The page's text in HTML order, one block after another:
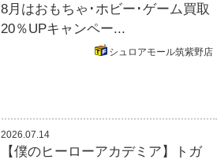
8月はおもちゃ･ホビー･ゲーム買取
20％UPキャンペー...
シュロアモール筑紫野店
2026.07.14
【僕のヒーローアカデミア】トガ